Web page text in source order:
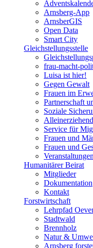
Arnsberg-App
ArnsberGIS
Open Data
Smart City
Gleichstellungsstelle
frau-macht-
Luisa ist hier!
Gegen Gewalt
Frauen im
Partnerschaft
Soziale
Alleinerziehend
Service für
Frauen und
Frauen und
Veranstaltungen
Humanitärer Beirat
Mitglieder
Dokumentation
Kontakt
Forstwirtschaft
Lehrpfad
Stadtwald
Brennholz
Natur &
Arnsberg